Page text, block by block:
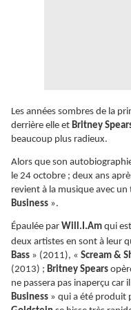
Les années sombres de la
derrière elle et Britney
beaucoup plus radieux.
Alors que son
le 24 octobre ; deux ans
revient à la musique avec
Business ».
Épaulée par Will.I.Am qui
deux artistes en sont à leur
Bass » (2011), « Scream &
(2013) ; Britney Spears
ne passera pas inaperçu car
Business » qui a été produit